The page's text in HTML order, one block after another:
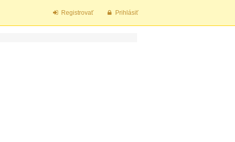
Registrovať Prihlásiť